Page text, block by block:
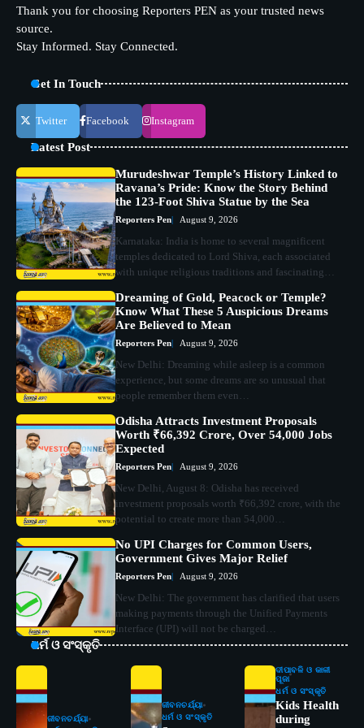
Thank you for choosing Reporters PEN as your trusted news
source.
Stay Informed. Stay Connected.
Get In Touch
Twitter Facebook Instagram
Latest Post
Murudeshwar Temple’s History Linked to
Ravana’s Pride: Know the Story Behind
the 123-Foot Shiva Statue by the Sea
Reporters Pen August 9, 2026
Karnataka: India is home to several magnificent
temples dedicated to Lord Shiva, each associated
with unique religious traditions and fascinating…
Dreaming of Gold, Peacock or Temple?
Know What These 5 Auspicious Dreams
Are Believed to Mean
Reporters Pen August 9, 2026
New Delhi: Dreaming while asleep is a common
experience, but some dreams are so unusual that
people remember them even…
Odisha Attracts Investment Proposals
Worth ₹66,392 Crore, Over 54,000 Jobs
Expected
Reporters Pen August 9, 2026
New Delhi, August 8: Odisha has received
investment proposals worth ₹66,392 crore, with the
potential to create more than 54,000…
No UPI Charges for Common Users,
Government Gives Major Relief
Reporters Pen August 9, 2026
New Delhi: The government has clarified that users
making payments through the Unified Payments
Interface (UPI) will not be charged…
ଧର୍ମ ଓ ସଂସ୍କୃତି
ଜୀବନଚର୍ଯ୍ୟା
ଜୀବନଚର୍ଯ୍ୟା
ଧର୍ମ ଓ ସଂସ୍କୃତି
ଦୀପାବଳି ଓ କାଳୀ
ପୂଜା
ଧର୍ମ ଓ ସଂସ୍କୃତି
Kids Health
during